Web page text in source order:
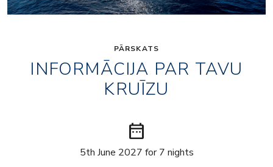
PĀRSKATS
INFORMĀCIJA PAR TAVU
KRUĪZU
date_range
5th June 2027 for 7 nights